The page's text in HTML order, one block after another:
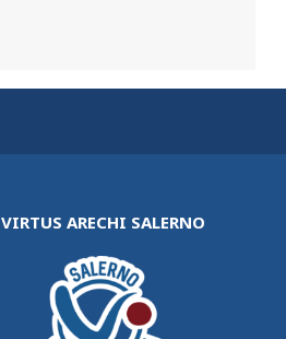
VIRTUS ARECHI SALERNO